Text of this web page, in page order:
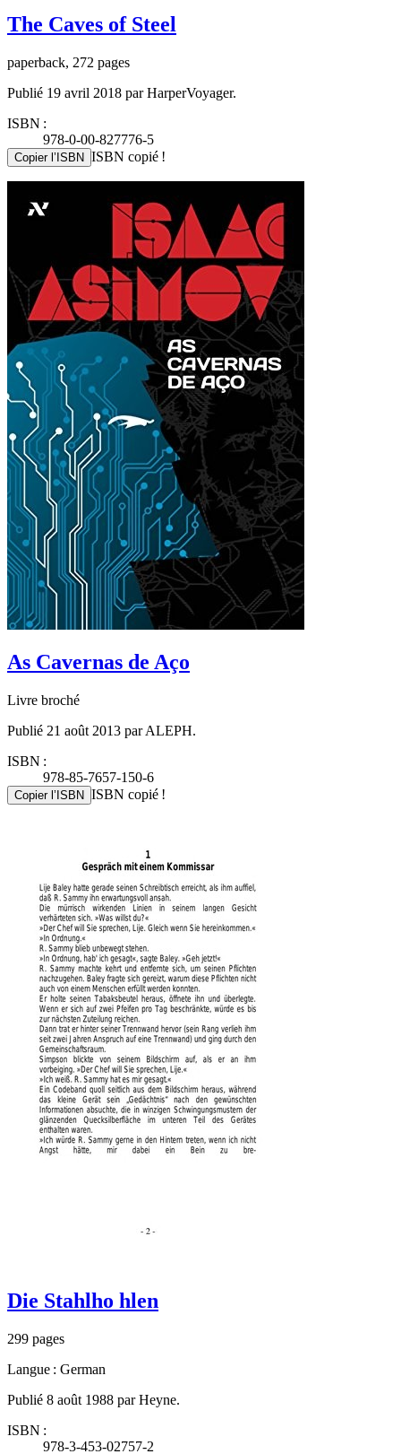
The Caves of Steel
paperback, 272 pages
Publié 19 avril 2018 par HarperVoyager.
ISBN :
978-0-00-827776-5
Copier l’ISBN ISBN copié !
As Cavernas de Aço
Livre broché
Publié 21 août 2013 par ALEPH.
ISBN :
978-85-7657-150-6
Copier l’ISBN ISBN copié !
Die Stahlho hlen
299 pages
Langue : German
Publié 8 août 1988 par Heyne.
ISBN :
978-3-453-02757-2